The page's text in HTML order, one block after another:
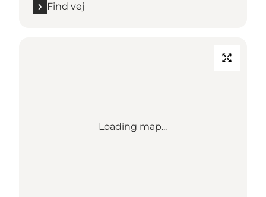
Find vej
Loading map...